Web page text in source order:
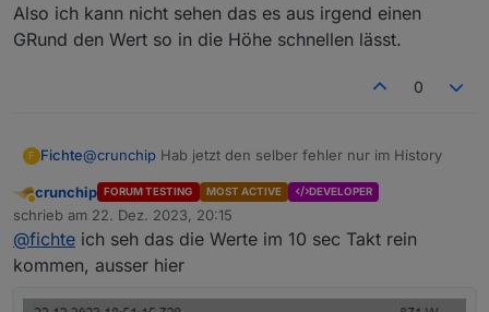
Also ich kann nicht sehen das es aus irgend einen
GRund den Wert so in die Höhe schnellen lässt.
0
F Fichte@crunchip Hab jetzt den selber fehler nur im History
Das ist der LOG (History) aus Sourceanalytix:
und hier ist der LOG (History) aus dem Datenpunkt den
ich lese:
Abwesend
crunchip FORUM TESTING MOST ACTIVE DEVELOPER
schrieb am 22. Dez. 2023, 20:15
zuletzt editiert von
@fichte ich seh das die Werte im 10 sec Takt rein
kommen, ausser hier